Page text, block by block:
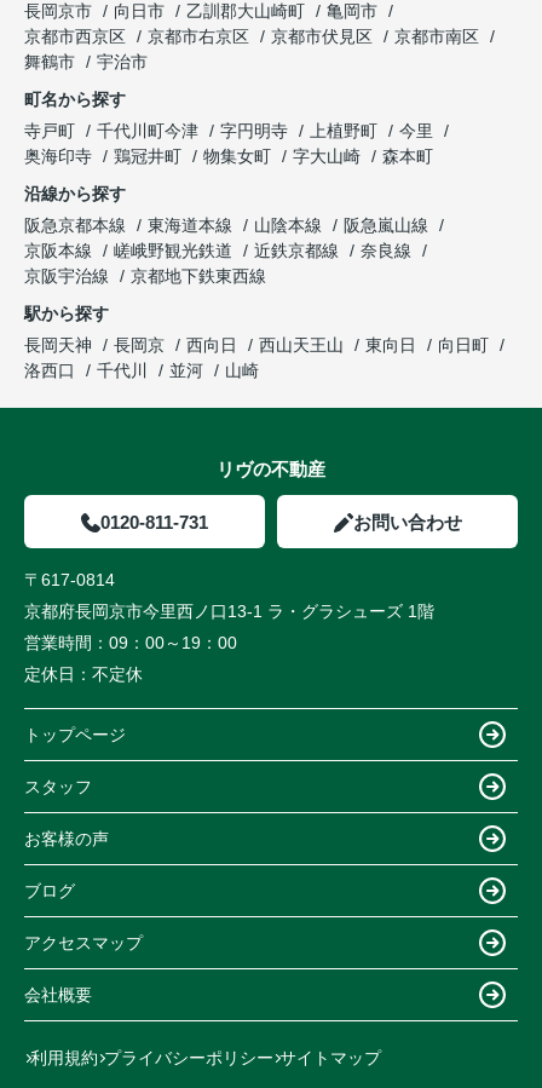
長岡京市
向日市 乙訓郡大山崎町
亀岡市
京都市西京区
京都市右京区 京都市伏見区
京都市南区
舞鶴市
宇治市
町名から探す
寺戸町
千代川町今津 字円明寺 上植野町
今里
奥海印寺
鶏冠井町 物集女町 字大山崎
森本町
沿線から探す
阪急京都本線
東海道本線 山陰本線
阪急嵐山線
京阪本線
嵯峨野観光鉄道 近鉄京都線
奈良線
京阪宇治線
京都地下鉄東西線
駅から探す
長岡天神
長岡京 西向日 西山天王山 東向日
向日町
洛西口
千代川 並河 山崎
リヴの不動産
0120-811-731 お問い合わせ
〒617-0814
京都府長岡京市今里西ノ口13-1 ラ・グラシューズ 1階
営業時間： 09：00～19：00
定休日： 不定休
トップページ
スタッフ
お客様の声
ブログ
アクセスマップ
会社概要
利用規約 プライバシーポリシー サイトマップ